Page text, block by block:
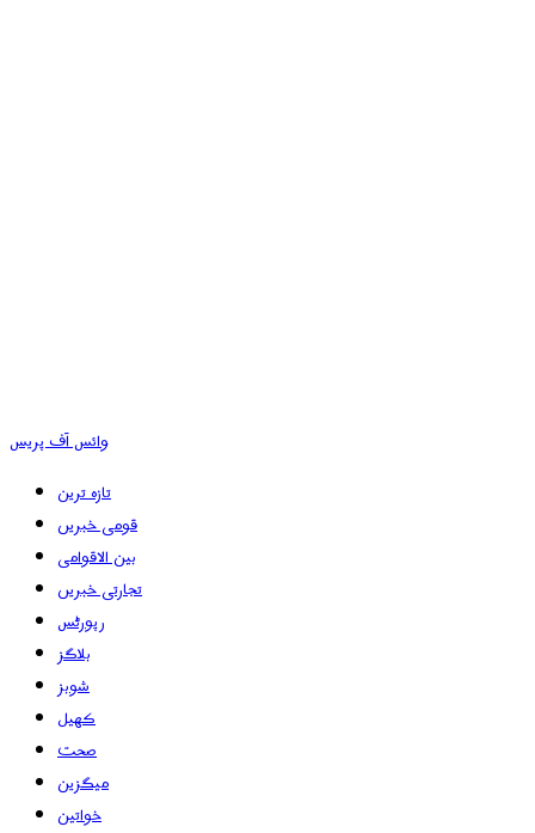
وائس آف پریس
تازہ ترین
قومی خبریں
بین الاقوامی
تجارتی خبریں
رپورٹس
بلاگز
شوبز
کھیل
صحت
میگزین
خواتین